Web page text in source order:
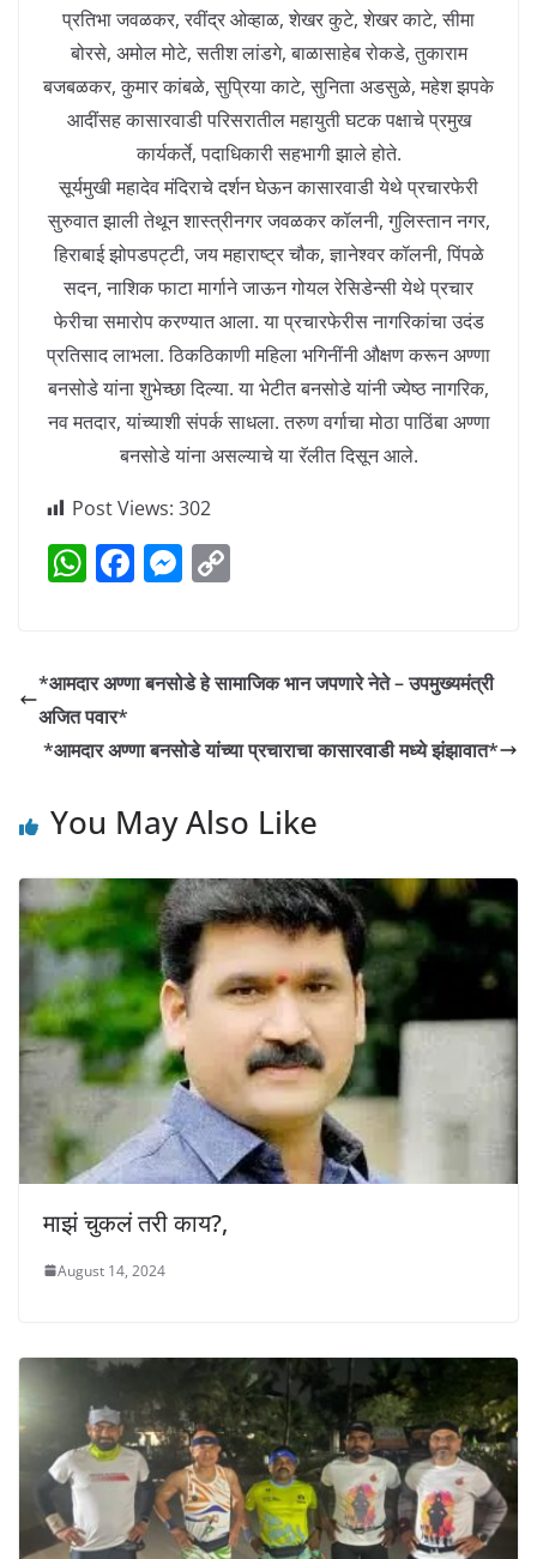
प्रतिभा जवळकर, रवींद्र ओव्हाळ, शेखर कुटे, शेखर काटे, सीमा
बोरसे, अमोल मोटे, सतीश लांडगे, बाळासाहेब रोकडे, तुकाराम
बजबळकर, कुमार कांबळे, सुप्रिया काटे, सुनिता अडसुळे, महेश झपके
आदींसह कासारवाडी परिसरातील महायुती घटक पक्षाचे प्रमुख
कार्यकर्ते, पदाधिकारी सहभागी झाले होते.
सूर्यमुखी महादेव मंदिराचे दर्शन घेऊन कासारवाडी येथे प्रचारफेरी
सुरुवात झाली तेथून शास्त्रीनगर जवळकर कॉलनी, गुलिस्तान नगर,
हिराबाई झोपडपट्टी, जय महाराष्ट्र चौक, ज्ञानेश्वर कॉलनी, पिंपळे
सदन, नाशिक फाटा मार्गाने जाऊन गोयल रेसिडेन्सी येथे प्रचार
फेरीचा समारोप करण्यात आला. या प्रचारफेरीस नागरिकांचा उदंड
प्रतिसाद लाभला. ठिकठिकाणी महिला भगिनींनी औक्षण करून अण्णा
बनसोडे यांना शुभेच्छा दिल्या. या भेटीत बनसोडे यांनी ज्येष्ठ नागरिक,
नव मतदार, यांच्याशी संपर्क साधला. तरुण वर्गाचा मोठा पाठिंबा अण्णा
बनसोडे यांना असल्याचे या रॅलीत दिसून आले.
Post Views: 302
W
s
A
p
F
e
o
k
M
e
g
y
n
*आमदार अण्णा बनसोडे हे सामाजिक भान जपणारे नेते – उपमुख्यमंत्री
अजित पवार*
*आमदार अण्णा बनसोडे यांच्या प्रचाराचा कासारवाडी मध्ये झंझावात*
You May Also Like
माझं चुकलं तरी काय?,
August 14, 2024